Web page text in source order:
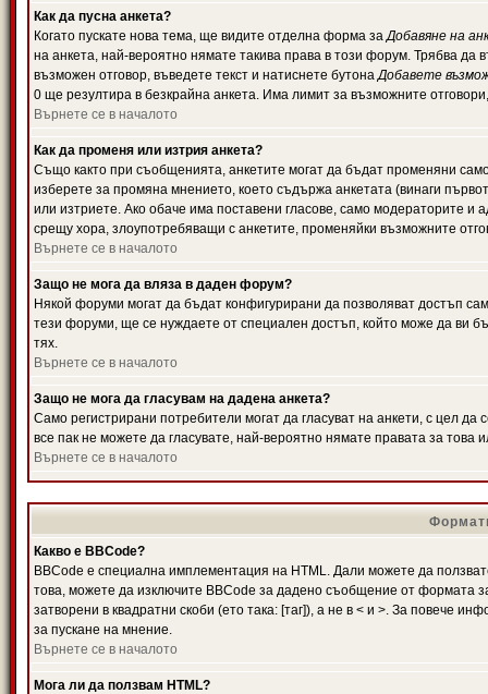
Как да пусна анкета?
Когато пускате нова тема, ще видите отделна форма заДобавяне на
на анкета, най-вероятно нямате такива права в този форум. Трябва да
възможен отговор, въведете текст и натиснете бутонаДобавете
0 ще резултира в безкрайна анкета. Има лимит за възможните
Върнете се в началото
Как да променя или изтрия анкета?
Също както при съобщенията, анкетите могат да бъдат променяни
изберете за промяна мнението, което съдържа анкетата (винаги
или изтриете. Ако обаче има поставени гласове, само модераторите и
срещу хора, злоупотребяващи с анкетите, променяйки възможните
Върнете се в началото
Защо не мога да вляза в даден форум?
Някой форуми могат да бъдат конфигурирани да позволяват достъп
тези форуми, ще се нуждаете от специален достъп, който може да ви
тях.
Върнете се в началото
Защо не мога да гласувам на дадена анкета?
Само регистрирани потребители могат да гласуват на анкети, с цел
все пак не можете да гласувате, най-вероятно нямате правата за това
Върнете се в началото
Какво е BBCode?
BBCode е специална имплементация на HTML. Дали можете да
това, можете да изключите BBCode за дадено съобщение от формата
затворени в квадратни скоби (ето така: [таг]), а не в < и >. За повече
за пускане на мнение.
Върнете се в началото
Мога ли да ползвам HTML?